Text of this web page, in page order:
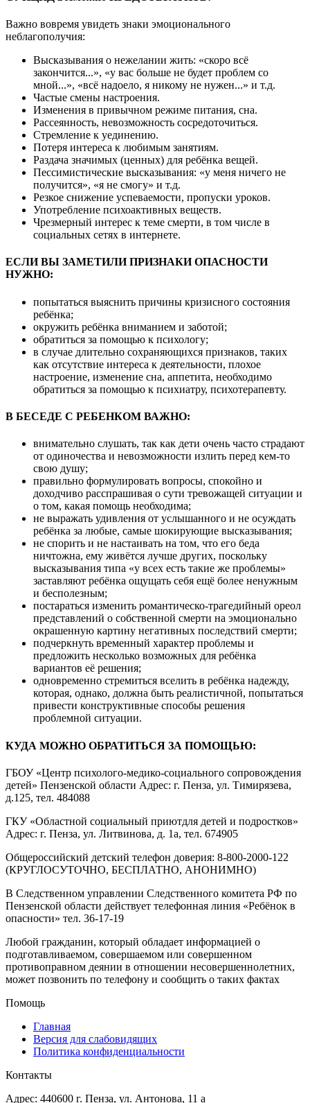
Важно вовремя увидеть знаки эмоционального
неблагополучия:
Высказывания о нежелании жить: «скоро всё
закончится...», «у вас больше не будет проблем со
мной...», «всё надоело, я никому не нужен...» и т.д.
Частые смены настроения.
Изменения в привычном режиме питания, сна.
Рассеянность, невозможность сосредоточиться.
Стремление к уединению.
Потеря интереса к любимым занятиям.
Раздача значимых (ценных) для ребёнка вещей.
Пессимистические высказывания: «у меня ничего не
получится», «я не смогу» и т.д.
Резкое снижение успеваемости, пропуски уроков.
Употребление психоактивных веществ.
Чрезмерный интерес к теме смерти, в том числе в
социальных сетях в интернете.
ЕСЛИ ВЫ ЗАМЕТИЛИ ПРИЗНАКИ ОПАСНОСТИ
НУЖНО:
попытаться выяснить причины кризисного состояния
ребёнка;
окружить ребёнка вниманием и заботой;
обратиться за помощью к психологу;
в случае длительно сохраняющихся признаков, таких
как отсутствие интереса к деятельности, плохое
настроение, изменение сна, аппетита, необходимо
обратиться за помощью к психиатру, психотерапевту.
В БЕСЕДЕ С РЕБЕНКОМ ВАЖНО:
внимательно слушать, так как дети очень часто страдают
от одиночества и невозможности излить перед кем-то
свою душу;
правильно формулировать вопросы, спокойно и
доходчиво расспрашивая о сути тревожащей ситуации и
о том, какая помощь необходима;
не выражать удивления от услышанного и не осуждать
ребёнка за любые, самые шокирующие высказывания;
не спорить и не настаивать на том, что его беда
ничтожна, ему живётся лучше других, поскольку
высказывания типа «у всех есть такие же проблемы»
заставляют ребёнка ощущать себя ещё более ненужным
и бесполезным;
постараться изменить романтическо-трагедийный ореол
представлений о собственной смерти на эмоционально
окрашенную картину негативных последствий смерти;
подчеркнуть временный характер проблемы и
предложить несколько возможных для ребёнка
вариантов её решения;
одновременно стремиться вселить в ребёнка надежду,
которая, однако, должна быть реалистичной, попытаться
привести конструктивные способы решения
проблемной ситуации.
КУДА МОЖНО ОБРАТИТЬСЯ ЗА ПОМОЩЬЮ:
ГБОУ «Центр психолого-медико-социального сопровождения
детей» Пензенской области Адрес: г. Пенза, ул. Тимирязева,
д.125, тел. 484088
ГКУ «Областной социальный приютдля детей и подростков»
Адрес: г. Пенза, ул. Литвинова, д. 1а, тел. 674905
Общероссийский детский телефон доверия: 8-800-2000-122
(КРУГЛОСУТОЧНО, БЕСПЛАТНО, АНОНИМНО)
В Следственном управлении Следственного комитета РФ по
Пензенской области действует телефонная линия «Ребёнок в
опасности» тел. 36-17-19
Любой гражданин, который обладает информацией о
подготавливаемом, совершаемом или совершенном
противоправном деянии в отношении несовершеннолетних,
может позвонить по телефону и сообщить о таких фактах
Помощь
Главная
Версия для слабовидящих
Политика конфиденциальности
Контакты
Адрес: 440600 г. Пенза, ул. Антонова, 11 а